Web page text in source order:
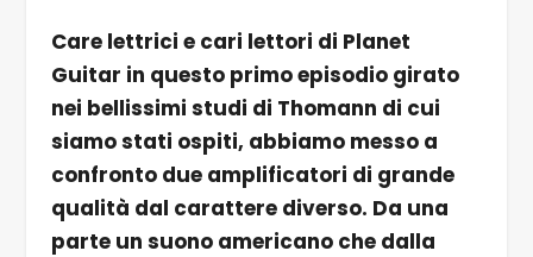
Care lettrici e cari lettori di Planet
Guitar in questo primo episodio girato
nei bellissimi studi di Thomann di cui
siamo stati ospiti, abbiamo messo a
confronto due amplificatori di grande
qualità dal carattere diverso. Da una
parte un suono americano che dalla